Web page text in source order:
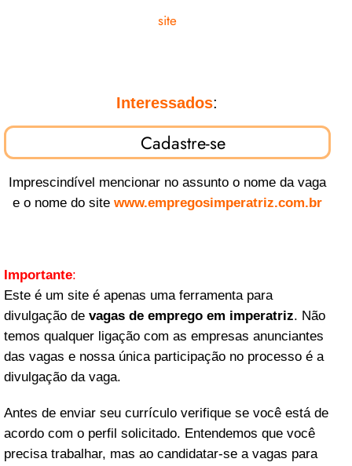
site
Interessados:
Cadastre-se
Imprescindível mencionar no assunto o nome da vaga
e o nome do site www.empregosimperatriz.com.br
Importante:
Este é um site é apenas uma ferramenta para
divulgação de vagas de emprego em imperatriz. Não
temos qualquer ligação com as empresas anunciantes
das vagas e nossa única participação no processo é a
divulgação da vaga.
Antes de enviar seu currículo verifique se você está de
acordo com o perfil solicitado. Entendemos que você
precisa trabalhar, mas ao candidatar-se a vagas para